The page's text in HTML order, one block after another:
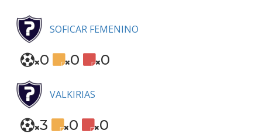
SOFICAR FEMENINO
0 0 0
VALKIRIAS
3 0 0